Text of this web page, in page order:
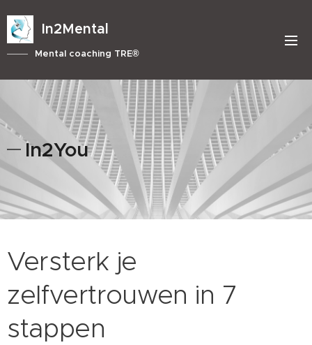
In2Mental
Mental coaching TRE®
In2You
Versterk je
zelfvertrouwen in 7
stappen